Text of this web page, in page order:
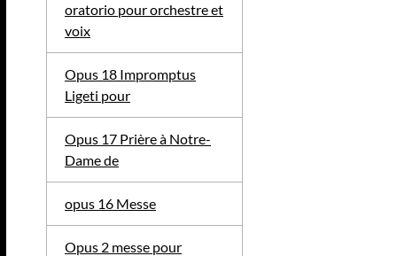
oratorio pour orchestre et
voix
Opus 18 Impromptus
Ligeti pour
Opus 17 Prière à Notre-
Dame de
opus 16 Messe
Opus 2 messe pour